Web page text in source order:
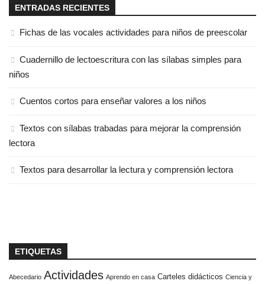
ENTRADAS RECIENTES
Fichas de las vocales actividades para niños de preescolar
Cuadernillo de lectoescritura con las sílabas simples para
niños
Cuentos cortos para enseñar valores a los niños
Textos con sílabas trabadas para mejorar la comprensión
lectora
Textos para desarrollar la lectura y comprensión lectora
ETIQUETAS
Abecedario Actividades Aprendo en casa Carteles didácticos Ciencia y